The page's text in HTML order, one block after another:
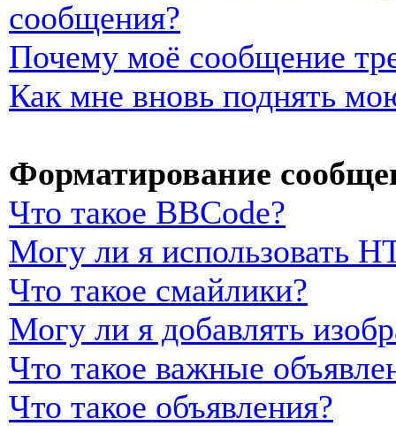
сообщения?
Почему моё сообщение
Как мне вновь поднять
Форматирование
Что такое BBCode?
Могу ли я использовать
Что такое смайлики?
Могу ли я добавлять
Что такое важные
Что такое объявления?